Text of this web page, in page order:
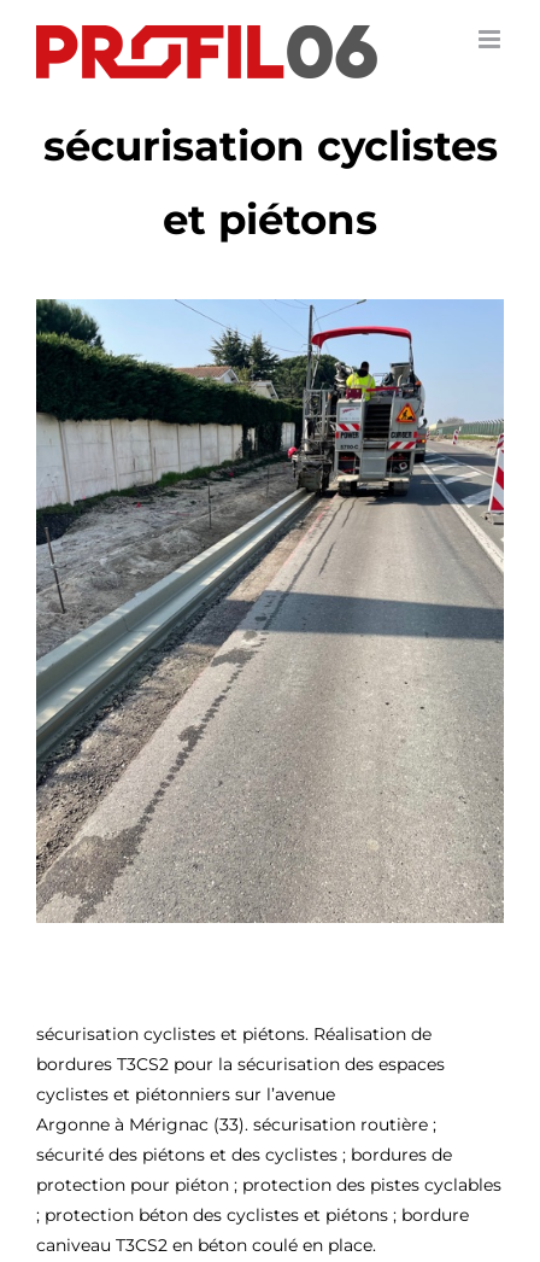
contenu
sécurisation cyclistes
et piétons
sécurisation cyclistes et piétons. Réalisation de
bordures T3CS2 pour la sécurisation des espaces
cyclistes et piétonniers sur l’avenue
Argonne à Mérignac (33). sécurisation routière ;
sécurité des piétons et des cyclistes ; bordures de
protection pour piéton ; protection des pistes cyclables
; protection béton des cyclistes et piétons ; bordure
caniveau T3CS2 en béton coulé en place.